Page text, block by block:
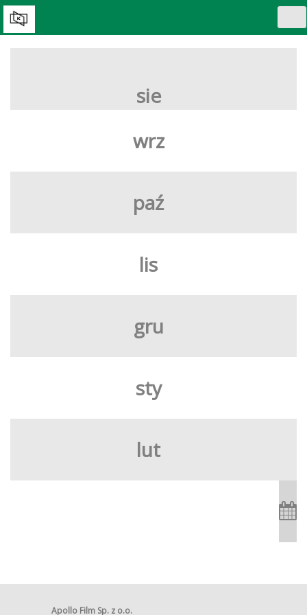
sie
wrz
paź
lis
gru
sty
lut
Apollo Film Sp. z o.o.